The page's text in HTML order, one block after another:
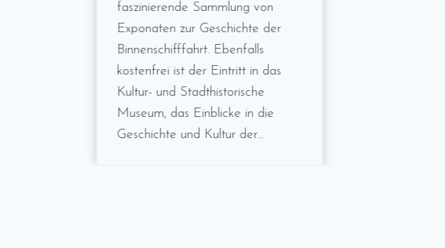
faszinierende Sammlung von
Exponaten zur Geschichte der
Binnenschifffahrt. Ebenfalls
kostenfrei ist der Eintritt in das
Kultur- und Stadthistorische
Museum, das Einblicke in die
Geschichte und Kultur der…